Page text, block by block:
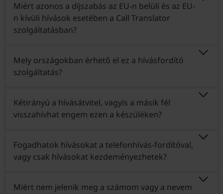
Miért azonos a díjszabás az EU-n belüli és az EU-
n kívüli hívások esetében a Call Translator
szolgáltatásban?
Mely országokban érhető el ez a hívásfordító
szolgáltatás?
Kétirányú a hívásátvitel, vagyis a másik fél
visszahívhat engem ezen a készüléken?
Fogadhatok hívásokat a telefonhívás-fordítóval,
vagy csak hívásokat kezdeményezhetek?
Miért nem jelenik meg a számom vagy a nevem